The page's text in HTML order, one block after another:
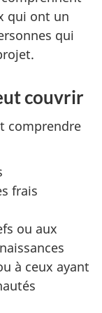
qui ont un
qui
couvrir
comprendre
frais
ou aux
à ceux ayant